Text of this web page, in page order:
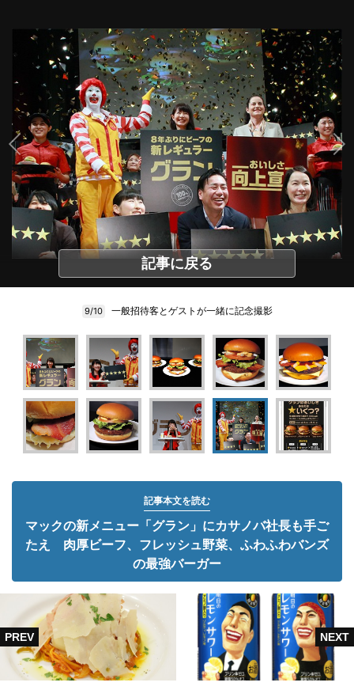
記事に戻る
9/10 一般招待客とゲストが一緒に記念撮影
記事本文を読む
マックの新メニュー「グラン」にカサノバ社長も手ご
たえ 肉厚ビーフ、フレッシュ野菜、ふわふわバンズ
の最強バーガー